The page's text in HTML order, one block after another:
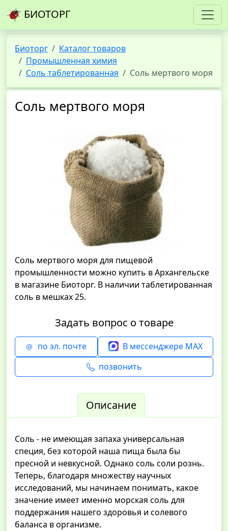
БИОТОРГ
Биоторг
Каталог товаров
Промышленная химия
Соль таблетированная
Соль мертвого моря
Соль мертвого моря
Соль мертвого моря для пищевой
промышленности можно купить в Архангельске
в магазине Биоторг. В наличии таблетированная
соль в мешках 25.
Задать вопрос о товаре
по эл. почте
В мессенджере MAX
позвонить
Описание
Соль - не имеющая запаха универсальная
специя, без которой наша пища была бы
пресной и невкусной. Однако соль соли рознь.
Теперь, благодаря множеству научных
исследований, мы начинаем понимать, какое
значение имеет именно морская соль для
поддержания нашего здоровья и солевого
баланса в организме.